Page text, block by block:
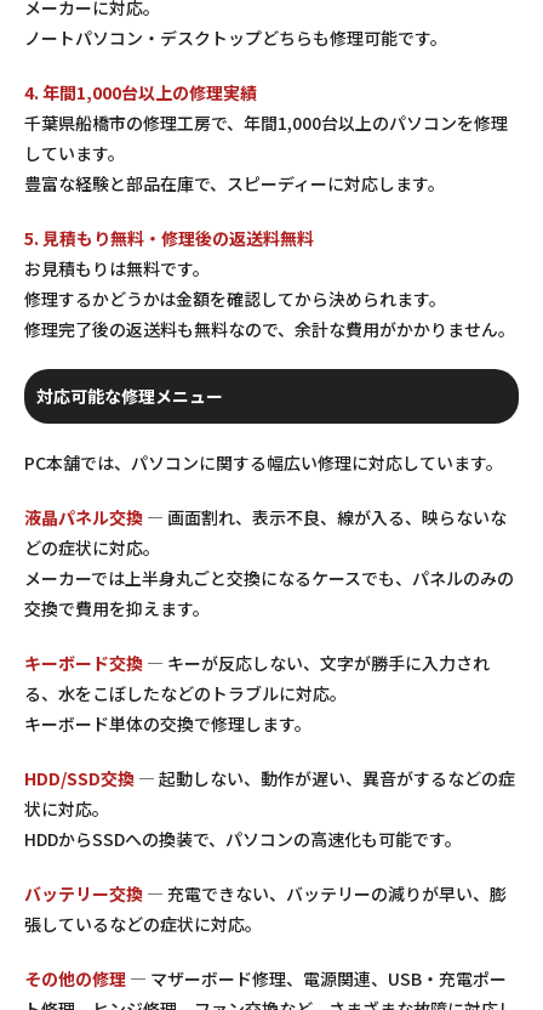
メーカーに対応。
ノートパソコン・デスクトップどちらも修理可能です。
4. 年間1,000台以上の修理実績
千葉県船橋市の修理工房で、年間1,000台以上のパソコンを修理
しています。
豊富な経験と部品在庫で、スピーディーに対応します。
5. 見積もり無料・修理後の返送料無料
お見積もりは無料です。
修理するかどうかは金額を確認してから決められます。
修理完了後の返送料も無料なので、余計な費用がかかりません。
対応可能な修理メニュー
PC本舗では、パソコンに関する幅広い修理に対応しています。
液晶パネル交換 — 画面割れ、表示不良、線が入る、映らないな
どの症状に対応。
メーカーでは上半身丸ごと交換になるケースでも、パネルのみの
交換で費用を抑えます。
キーボード交換 — キーが反応しない、文字が勝手に入力され
る、水をこぼしたなどのトラブルに対応。
キーボード単体の交換で修理します。
HDD/SSD交換 — 起動しない、動作が遅い、異音がするなどの症
状に対応。
HDDからSSDへの換装で、パソコンの高速化も可能です。
バッテリー交換 — 充電できない、バッテリーの減りが早い、膨
張しているなどの症状に対応。
その他の修理 — マザーボード修理、電源関連、USB・充電ポー